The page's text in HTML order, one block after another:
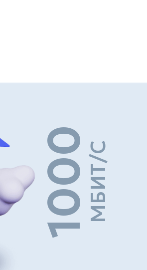
1000МБИТ/С